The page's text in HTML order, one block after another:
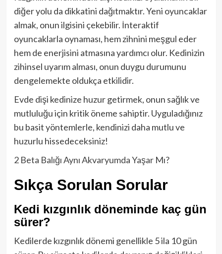
diğer yolu da dikkatini dağıtmaktır. Yeni oyuncaklar
almak, onun ilgisini çekebilir. İnteraktif
oyuncaklarla oynaması, hem zihnini meşgul eder
hem de enerjisini atmasına yardımcı olur. Kedinizin
zihinsel uyarım alması, onun duygu durumunu
dengelemekte oldukça etkilidir.
Evde dişi kedinize huzur getirmek, onun sağlık ve
mutluluğu için kritik öneme sahiptir. Uyguladığınız
bu basit yöntemlerle, kendinizi daha mutlu ve
huzurlu hissedeceksiniz!
2 Beta Balığı Aynı Akvaryumda Yaşar Mı?
Sıkça Sorulan Sorular
Kedi kızgınlık döneminde kaç gün
sürer?
Kedilerde kızgınlık dönemi genellikle 5 ila 10 gün